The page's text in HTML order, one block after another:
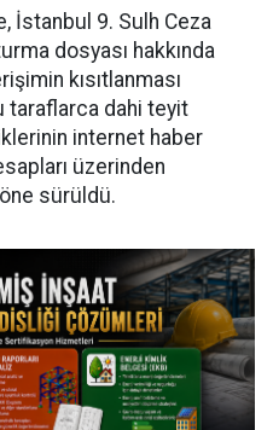
İstanbul 9. Sulh Ceza
dosyası hakkında
kısıtlanması
taraflarca dahi teyit
internet haber
üzerinden
sürüldü.